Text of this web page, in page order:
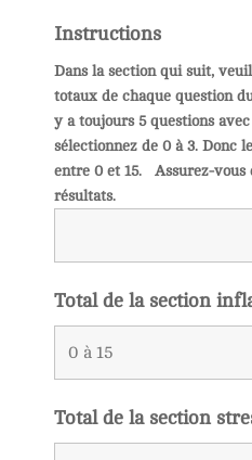
Instructions
Dans la section qui suit,
totaux de chaque question
y a toujours 5 questions
sélectionnez de 0 à 3. Donc
entre 0 et 15. Assurez-vous
résultats.
Total de la section
Total de la section